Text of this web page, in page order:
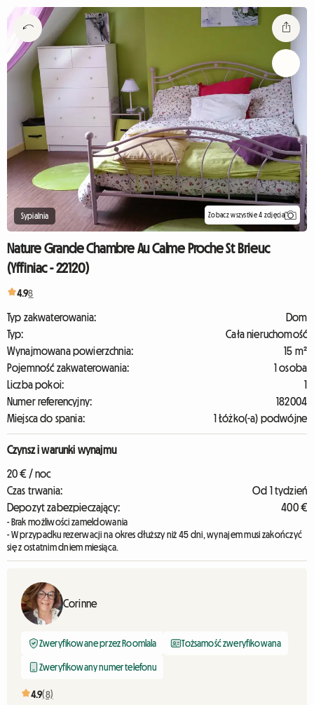
Sypialnia Zobacz wszystkie 4 zdjęcia
Nature Grande Chambre Au Calme Proche St Brieuc
(Yffiniac - 22120)
4.98
Typ zakwaterowania:
Dom
Typ:
Cała nieruchomość
Wynajmowana powierzchnia:
15 m²
Pojemność zakwaterowania:
1 osoba
Liczba pokoi:
1
Numer referencyjny:
182004
Miejsca do spania:
1 Łóżko(-a) podwójne
Czynsz i warunki wynajmu
20 € / noc
Czas trwania:
Od 1 tydzień
Depozyt zabezpieczający:
400 €
- Brak możliwości zameldowania
- W przypadku rezerwacji na okres dłuższy niż 45 dni, wynajem musi zakończyć
się z ostatnim dniem miesiąca.
Corinne
Zweryfikowane przez Roomlala Tożsamość zweryfikowana
Zweryfikowany numer telefonu
4.9(8)